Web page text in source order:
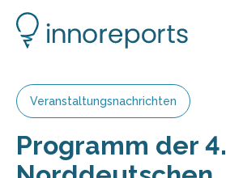
Veranstaltungsnachrichten
Programm der 4.